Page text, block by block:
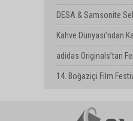
AVM’de Açtı
DESA & Samsonite
Mağazasını Açtı
Kahve Dünyası’ndan
Bulvarı’nda Yeni
adidas Originals’tan
Koleksiyon
14. Boğaziçi Film